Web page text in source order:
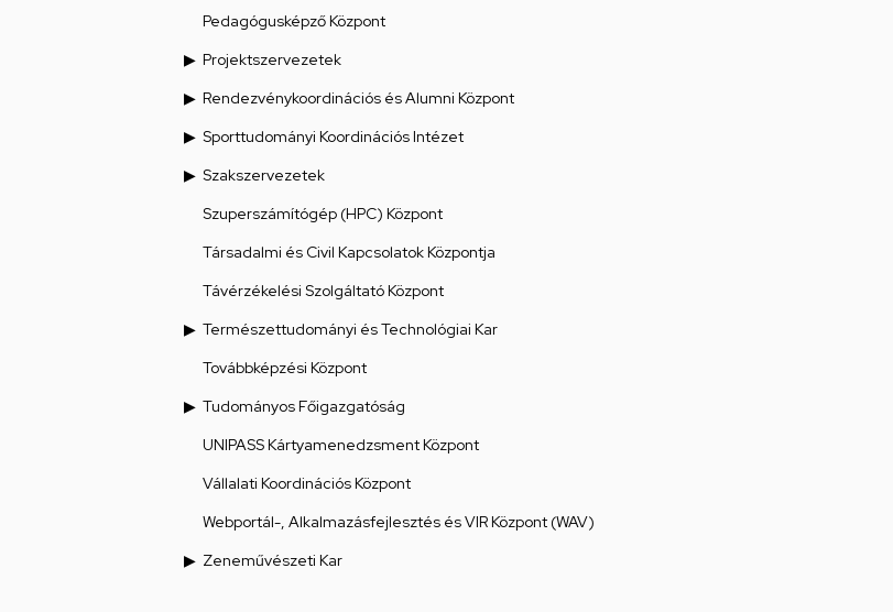
Pedagógusképző Központ
Projektszervezetek
Rendezvénykoordinációs és Alumni Központ
Sporttudományi Koordinációs Intézet
Szakszervezetek
Szuperszámítógép (HPC) Központ
Társadalmi és Civil Kapcsolatok Központja
Távérzékelési Szolgáltató Központ
Természettudományi és Technológiai Kar
Továbbképzési Központ
Tudományos Főigazgatóság
UNIPASS Kártyamenedzsment Központ
Vállalati Koordinációs Központ
Webportál-, Alkalmazásfejlesztés és VIR Központ (WAV)
Zeneművészeti Kar